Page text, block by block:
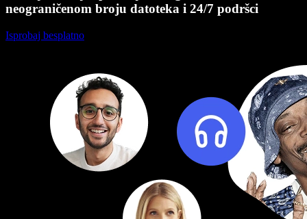
neograničenom broju datoteka i 24/7 podršci
Isprobaj besplatno